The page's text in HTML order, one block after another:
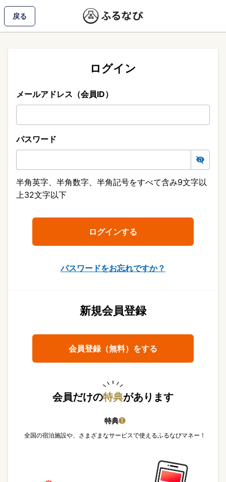
戻る
ログイン
メールアドレス（会員ID）
パスワード
半角英字、半角数字、半角記号をすべて含み9文字以
上32文字以下
パスワードをお忘れですか？
新規会員登録
会員登録（無料）をする
会員だけの特典があります
特典❶
全国の宿泊施設や、さまざまなサービスで使えるふるなびマネー！